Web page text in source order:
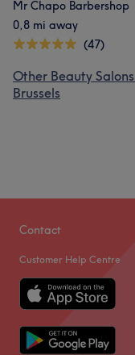
Mr Chapo Barbershop
0,8 mi away
(47)
Other Beauty
Brussels
Contact
Customer Help Centre